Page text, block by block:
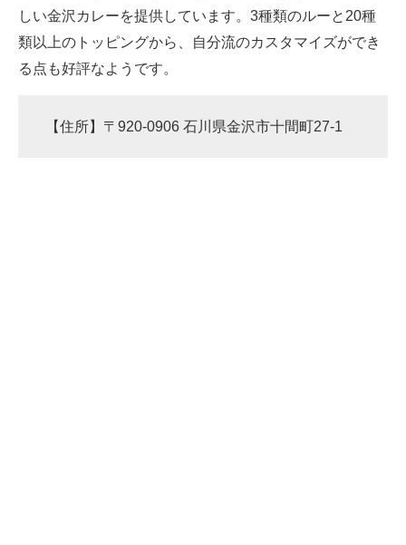
しい金沢カレーを提供しています。3種類のルーと20種
類以上のトッピングから、自分流のカスタマイズができ
る点も好評なようです。
【住所】〒920-0906 石川県金沢市十間町27-1